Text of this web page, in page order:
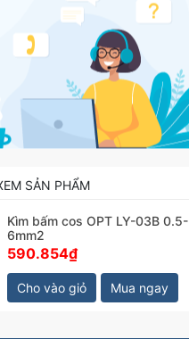
SẢN PHẨM
Kìm bấm cos OPT LY-03B 0.5-
6mm2
590.854₫
Cho vào giỏ Mua ngay